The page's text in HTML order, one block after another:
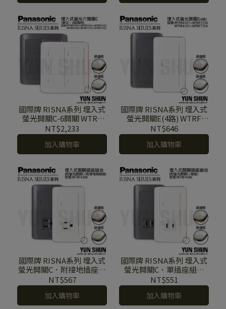
國際牌 RISNA系列 埋入式
螢光開關C-6開關 WTRF
5352 x2 W/H (110V) WTRF
5352 x2 W/H (220V) 附蓋板
NT$2,233
加入購物車
國際牌 RISNA系列 埋入式
螢光開關E(4路) WTRF
5154 W/H (110V) WTRF
7154 W/H (220V) 附蓋板
NT$646
加入購物車
國際牌 RISNA系列 埋入式
螢光開關C．附接地插座組
合 WTRF 4308 單開+接地
單插座 附蓋板
NT$567
加入購物車
國際牌 RISNA系列 埋入式
螢光開關C．單插座組合
WTRF 4306 單開+單插座
附蓋板
NT$551
加入購物車